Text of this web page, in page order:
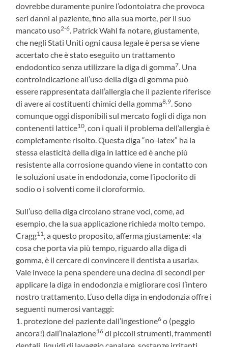
dovrebbe duramente punire l’odontoiatra che provoca
seri danni al paziente, fino alla sua morte, per il suo
mancato uso2-6 . Patrick Wahl fa notare, giustamente,
che negli Stati Uniti ogni causa legale è persa se viene
accertato che è stato eseguito un trattamento
endodontico senza utilizzare la diga di gomma7 . Una
controindicazione all’uso della diga di gomma può
essere rappresentata dall’allergia che il paziente riferisce
di avere ai costituenti chimici della gomma8,9 . Sono
comunque oggi disponibili sul mercato fogli di diga non
contenenti lattice10 , con i quali il problema dell’allergia è
completamente risolto. Questa diga “no-latex” ha la
stessa elasticità della diga in lattice ed è anche più
resistente alla corrosione quando viene in contatto con
le soluzioni usate in endodonzia, come l’ipoclorito di
sodio o i solventi come il cloroformio.
Sull’uso della diga circolano strane voci, come, ad
esempio, che la sua applicazione richieda molto tempo.
Cragg11 , a questo proposito, afferma giustamente: «la
cosa che porta via più tempo, riguardo alla diga di
gomma, è il cercare di convincere il dentista a usarla».
Vale invece la pena spendere una decina di secondi per
applicare la diga in endodonzia e migliorare così l’intero
nostro trattamento. L’uso della diga in endodonzia offre i
seguenti numerosi vantaggi:
1. protezione del paziente dall’ingestione6 o (peggio
ancora!) dall’inalazione16 di piccoli strumenti, frammenti
dentali, liquidi di lavaggio canalare, sostanze irritanti